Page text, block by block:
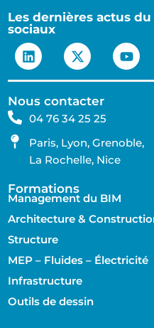
Les dernières actus
sociaux
Nous contacter
04 76 34 25 25
Paris, Lyon, Grenoble,
La Rochelle, Nice
Formations
Management du BIM
Architecture &
Structure
MEP – Fluides – Électricité
Infrastructure
Outils de dessin